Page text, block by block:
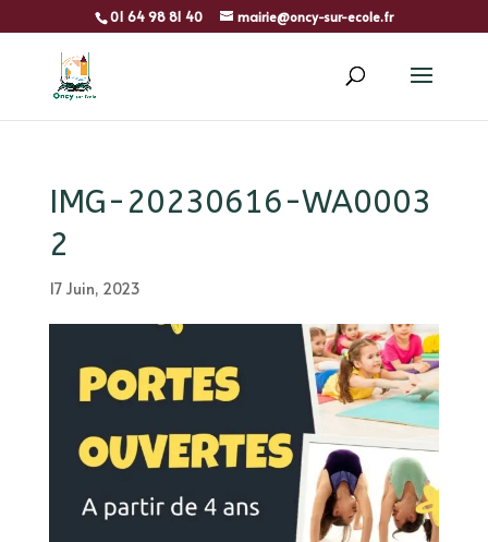
01 64 98 81 40 mairie@oncy-sur-ecole.fr
IMG-20230616-WA0003
2
17 Juin, 2023